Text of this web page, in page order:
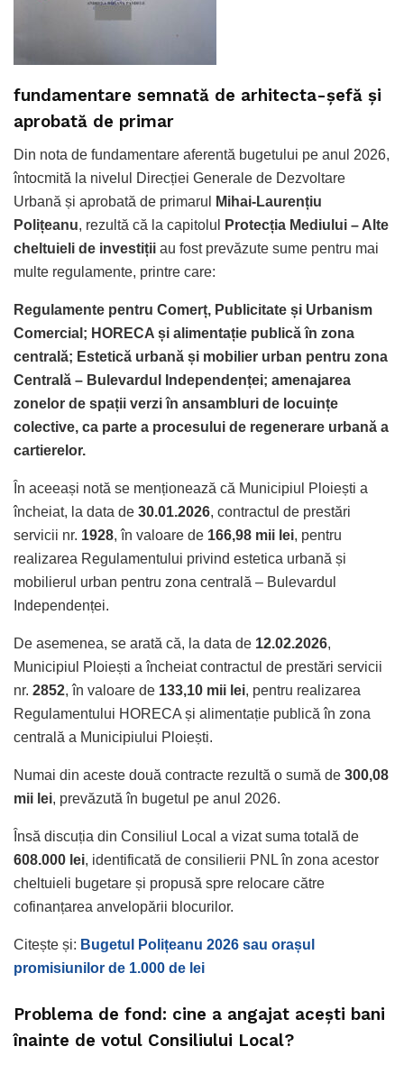
fundamentare semnată de arhitecta-șefă și
aprobată de primar
Din nota de fundamentare aferentă bugetului pe anul 2026,
întocmită la nivelul Direcției Generale de Dezvoltare
Urbană și aprobată de primarul
Mihai-Laurențiu
Polițeanu, rezultă că la capitolul
Protecția Mediului – Alte
cheltuieli de investiții au fost prevăzute sume pentru mai
multe regulamente, printre care:
Regulamente pentru Comerț, Publicitate și Urbanism
Comercial; HORECA și alimentație publică în zona
centrală; Estetică urbană și mobilier urban pentru zona
Centrală – Bulevardul Independenței; amenajarea
zonelor de spații verzi în ansambluri de locuințe
colective, ca parte a procesului de regenerare urbană a
cartierelor.
În aceeași notă se menționează că Municipiul Ploiești a
încheiat, la data de 30.01.2026, contractul de prestări
servicii nr. 1928, în valoare de 166,98 mii lei, pentru
realizarea Regulamentului privind estetica urbană și
mobilierul urban pentru zona centrală – Bulevardul
Independenței.
De asemenea, se arată că, la data de 12.02.2026,
Municipiul Ploiești a încheiat contractul de prestări servicii
nr. 2852, în valoare de 133,10 mii lei, pentru realizarea
Regulamentului HORECA și alimentație publică în zona
centrală a Municipiului Ploiești.
Numai din aceste două contracte rezultă o sumă de 300,08
mii lei, prevăzută în bugetul pe anul 2026.
Însă discuția din Consiliul Local a vizat suma totală de
608.000 lei, identificată de consilierii PNL în zona acestor
cheltuieli bugetare și propusă spre relocare către
cofinanțarea anvelopării blocurilor.
Citește și: Bugetul Polițeanu 2026 sau orașul
promisiunilor de 1.000 de lei
Problema de fond: cine a angajat acești bani
înainte de votul Consiliului Local?